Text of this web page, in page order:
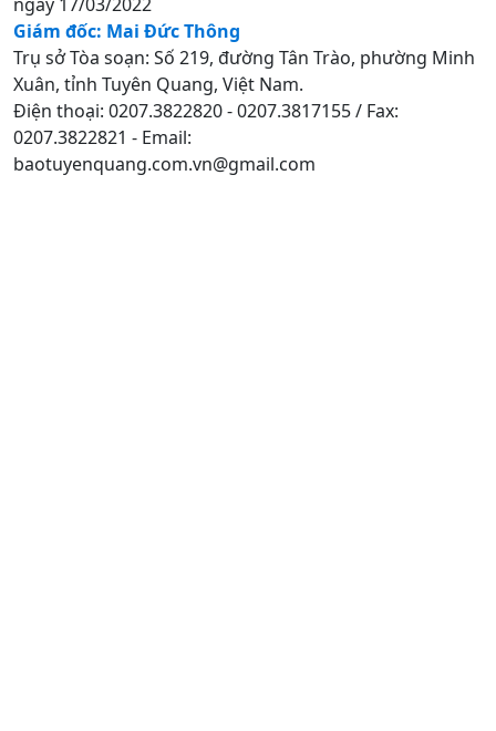
Giám đốc: Mai Đức Thông
Trụ sở Tòa soạn: Số 219, đường Tân Trào, phường Minh
Xuân, tỉnh Tuyên Quang, Việt Nam.
Điện thoại: 0207.3822820 - 0207.3817155 / Fax:
0207.3822821 - Email:
baotuyenquang.com.vn@gmail.com